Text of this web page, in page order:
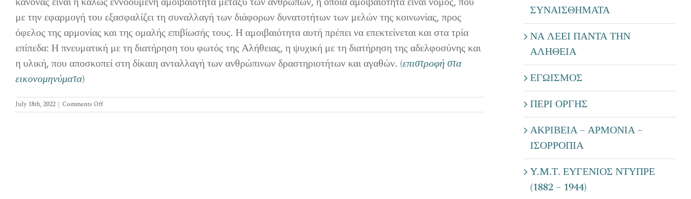
με την εφαρμογή του εξασφαλίζει τη συναλλαγή των διάφορων δυνατοτήτων των μελών της κοινωνίας, προς
όφελος της αρμονίας και της ομαλής επιβίωσής τους. Η αμοιβαιότητα αυτή πρέπει να επεκτείνεται και στα τρία
επίπεδα: Η πνευματική με τη διατήρηση του φωτός της Αλήθειας, η ψυχική με τη διατήρηση της αδελφοσύνης και
η υλική, που αποσκοπεί στη δίκαιη ανταλλαγή των ανθρώπινων δραστηριοτήτων και αγαθών. (επιστροφή στα
εικονομηνύματα)
July 18th, 2022 | Comments Offon
ΣΥΝΑΙΣΘΗΜΑΤΑ
ΝΑ ΛΕΕΙ ΠΑΝΤΑ ΤΗΝ
ΑΛΗΘΕΙΑ
ΕΓΩΙΣΜΟΣ
ΠΕΡΙ ΟΡΓΗΣ
ΑΚΡΙΒΕΙΑ – ΑΡΜΟΝΙΑ –
ΙΣΟΡΡΟΠΙΑ
Y.M.Τ. ΕΥΓΕΝΙΟΣ ΝΤΥΠΡΕ
(1882 – 1944)